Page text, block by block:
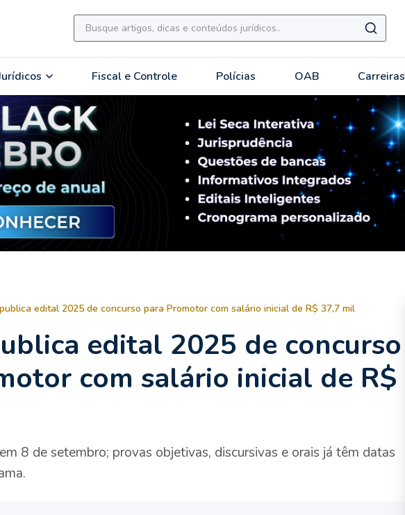
Fiscal e Controle Polícias OAB Carreiras
edital 2025 de concurso para Promotor com salário inicial de R$ 37,7 mil
edital 2025 de concurso
com salário inicial de R$
8 de setembro; provas objetivas, discursivas e orais já têm datas